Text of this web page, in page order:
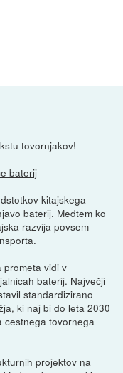
tovornjakov!
baterij
kitajskega
baterij. Medtem ko
razvija povsem
prometa vidi v
baterij. Največji
standardizirano
ki naj bi do leta 2030
cestnega tovornega
projektov na